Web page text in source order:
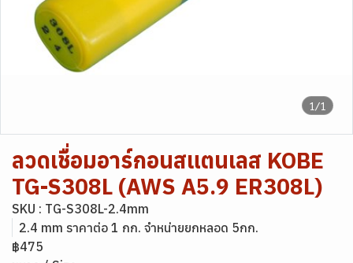
1/1
ลวดเชื่อมอาร์กอนสแตนเลส KOBE
TG-S308L (AWS A5.9 ER308L)
SKU : TG-S308L-2.4mm
2.4 mm ราคาต่อ 1 กก. จำหน่ายยกหลอด 5กก.
฿475